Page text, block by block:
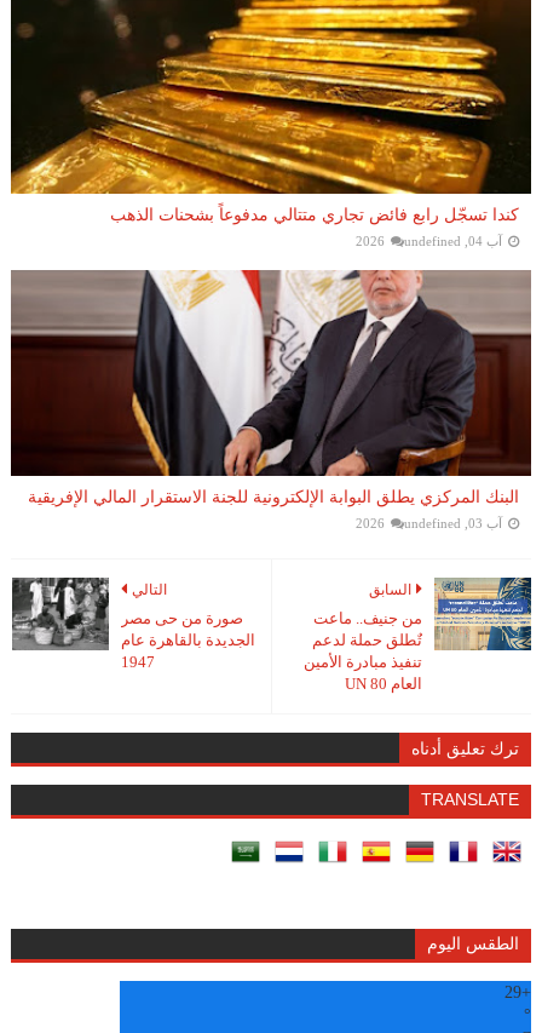
كندا تسجّل رابع فائض تجاري متتالي مدفوعاً بشحنات الذهب
آب 04, 2026 undefined
البنك المركزي يطلق البوابة الإلكترونية للجنة الاستقرار المالي الإفريقية
آب 03, 2026 undefined
التالي
صورة من حى مصر
الجديدة بالقاهرة عام
1947
السابق
من جنيف.. ماعت
تٌطلق حملة لدعم
تنفيذ مبادرة الأمين
العام UN 80
ترك تعليق أدناه
TRANSLATE
الطقس اليوم
+
29
°